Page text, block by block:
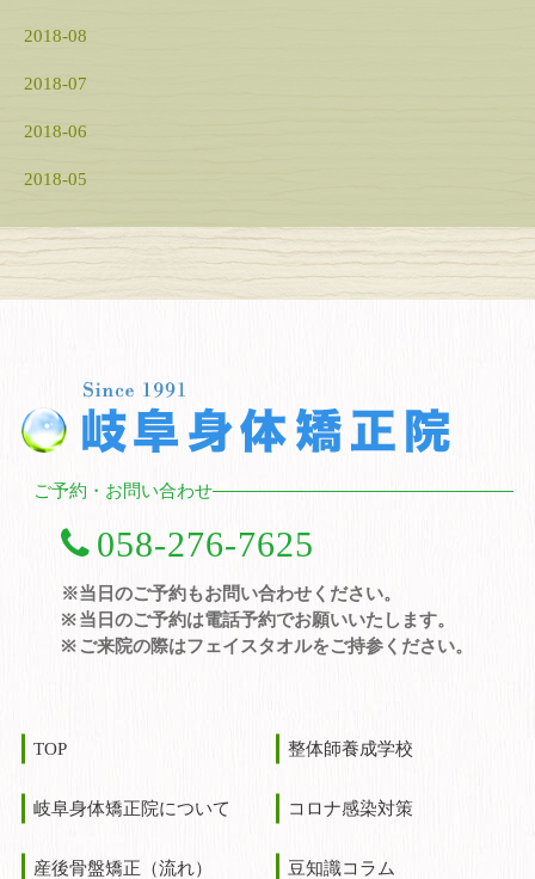
2018-08
2018-07
2018-06
2018-05
ご予約・お問い合わせ
058-276-7625
※当日のご予約もお問い合わせください。
当日のご予約は電話予約でお願いいたします。
ご来院の際はフェイスタオルをご持参ください。
TOP
岐阜身体矯正院について
産後骨盤矯正（流れ）
整体師養成学校
コロナ感染対策
豆知識コラム